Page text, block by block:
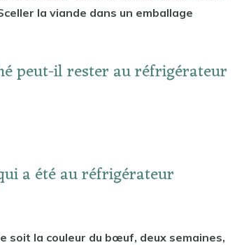
la viande dans un emballage
peut-il rester au réfrigérateur
a été au réfrigérateur
soit la couleur du bœuf, deux semaines,